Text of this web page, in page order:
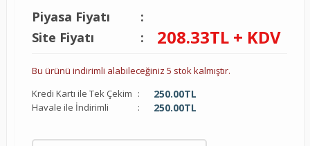
Piyasa Fiyatı
:
Site Fiyatı
: 208.33TL + KDV
Bu ürünü indirimli alabileceğiniz 5 stok kalmıştır.
Kredi Kartı ile Tek Çekim : 250.00TL
Havale ile İndirimli : 250.00TL